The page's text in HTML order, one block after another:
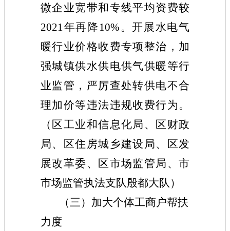
微企业宽带和专线平均资费较
2021年再降10%。开展水电气
暖行业价格收费专项整治，加
强城镇供水供电供气供暖等行
业监管，严厉查处转供电不合
理加价等违法违规收费行为。
（ 区工业和信息化局 、 区 财政
局、 区住房城乡建设 局、 区发
展改革委、区市场监管局、市
市场监管执法支队殷都大队）
（三）加大个体工商户帮扶
力度